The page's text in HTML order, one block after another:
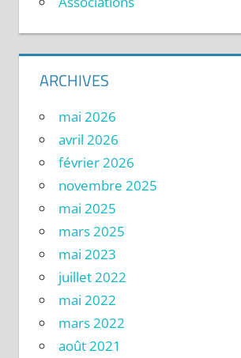
ARCHIVES
mai 2026
avril 2026
février 2026
novembre 2025
mai 2025
mars 2025
mai 2023
juillet 2022
mai 2022
mars 2022
août 2021